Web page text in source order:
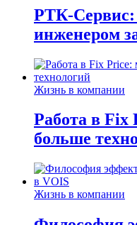
РТК-Сервис:
инженером
Жизнь в компании
Работа в
больше
Жизнь в компании